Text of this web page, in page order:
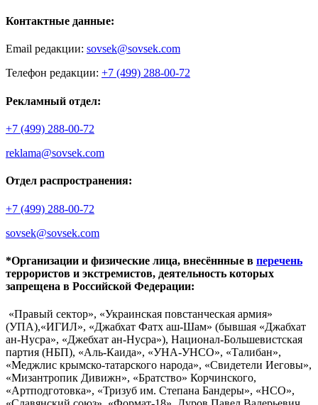
Контактные данные:
Email редакции: sovsek@sovsek.com
Телефон редакции: +7 (499) 288-00-72
Рекламный отдел:
+7 (499) 288-00-72
reklama@sovsek.com
Отдел распространения:
+7 (499) 288-00-72
sovsek@sovsek.com
*Организации и физические лица, внесённные в перечень
террористов и экстремистов, деятельность которых
запрещена в Российской Федерации:
«Правый сектор», «Украинская повстанческая армия»
(УПА),«ИГИЛ», «Джабхат Фатх аш-Шам» (бывшая «Джабхат
ан-Нусра», «Джебхат ан-Нусра»), Национал-Большевистская
партия (НБП), «Аль-Каида», «УНА-УНСО», «Талибан»,
«Меджлис крымско-татарского народа», «Свидетели Иеговы»,
«Мизантропик Дивижн», «Братство» Корчинского,
«Артподготовка», «Тризуб им. Степана Бандеры», «НСО»,